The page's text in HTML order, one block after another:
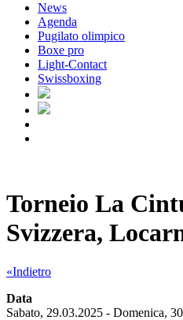
News
Agenda
Pugilato olimpico
Boxe pro
Light-Contact
Swissboxing
Torneio La
Svizzera,
«Indietro
Data
Sabato, 29.03.2025 - Domenica,